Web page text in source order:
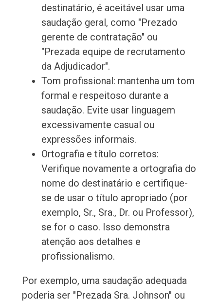
destinatário, é aceitável usar uma
saudação geral, como "Prezado
gerente de contratação" ou
"Prezada equipe de recrutamento
da Adjudicador".
Tom profissional: mantenha um tom
formal e respeitoso durante a
saudação. Evite usar linguagem
excessivamente casual ou
expressões informais.
Ortografia e título corretos:
Verifique novamente a ortografia do
nome do destinatário e certifique-
se de usar o título apropriado (por
exemplo, Sr., Sra., Dr. ou Professor),
se for o caso. Isso demonstra
atenção aos detalhes e
profissionalismo.
Por exemplo, uma saudação adequada
poderia ser "Prezada Sra. Johnson" ou